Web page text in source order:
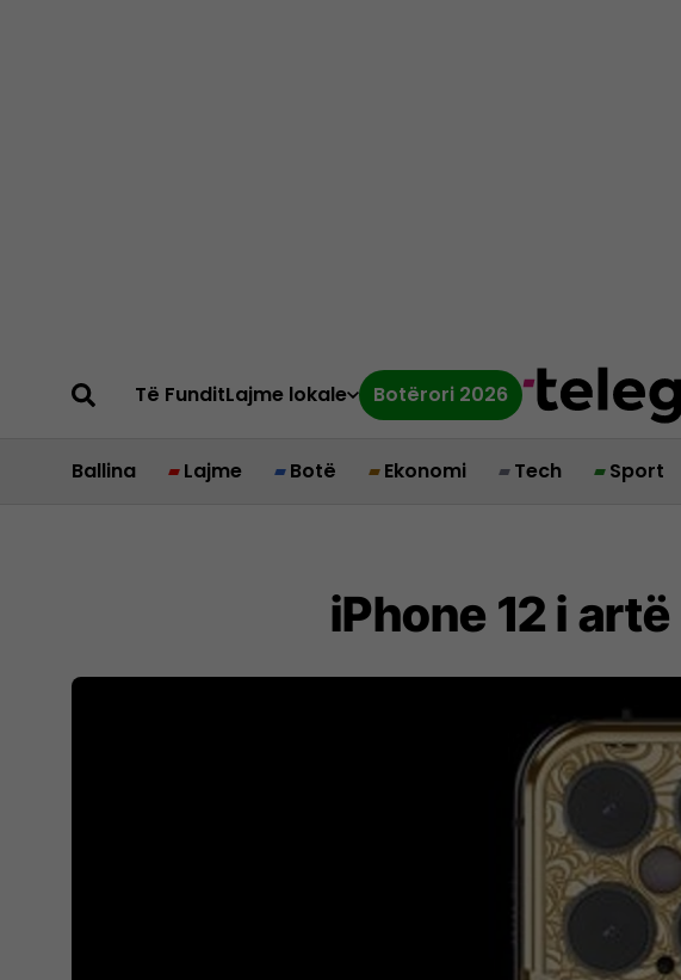
Të FunditLajme lokale Botërori 2026
Ballina Lajme Botë Ekonomi Tech Sport
iPhone 12 i